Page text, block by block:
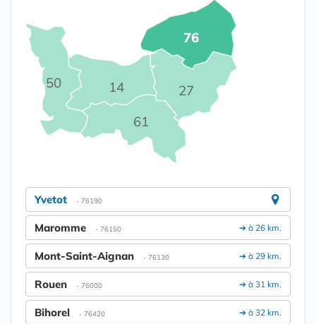
14 27
50
61
76
Yvetot - 76190
➔ à 26 km.
Maromme - 76150
➔ à 29 km.
Mont-Saint-Aignan - 76130
➔ à 31 km.
Rouen - 76000
➔ à 32 km.
Bihorel - 76420